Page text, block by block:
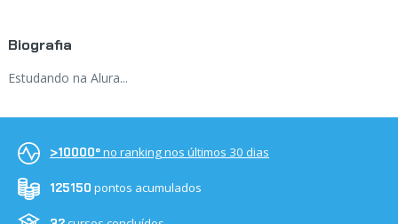
Biografia
Estudando na Alura...
>10000ºno ranking nos últimos 30 dias
125150 pontos acumulados